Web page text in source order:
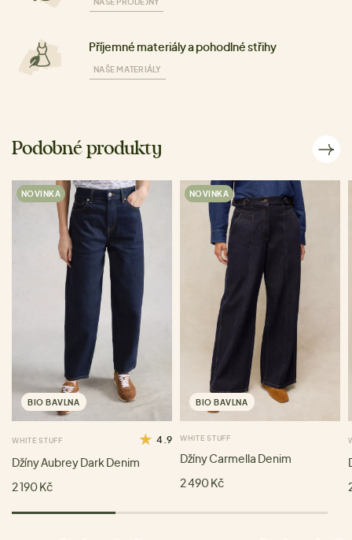
Příjemné materiály a pohodlné střihy
NAŠE MATERIÁLY
Podobné produkty
NOVINKA
BIO BAVLNA
WHITE STUFF 4.9
Džíny Aubrey Dark Denim
2 190 Kč
NOVINKA
BIO BAVLNA
WHITE STUFF
Džíny Carmella Denim
2 490 Kč